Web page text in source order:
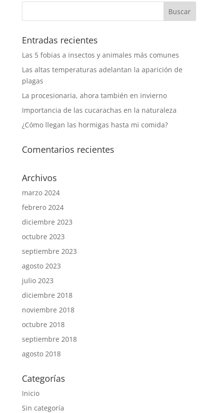
Entradas recientes
Las 5 fobias a insectos y animales más comunes
Las altas temperaturas adelantan la aparición de
plagas
La procesionaria, ahora también en invierno
Importancia de las cucarachas en la naturaleza
¿Cómo llegan las hormigas hasta mi comida?
Comentarios recientes
Archivos
marzo 2024
febrero 2024
diciembre 2023
octubre 2023
septiembre 2023
agosto 2023
julio 2023
diciembre 2018
noviembre 2018
octubre 2018
septiembre 2018
agosto 2018
Categorías
Inicio
Sin categoría